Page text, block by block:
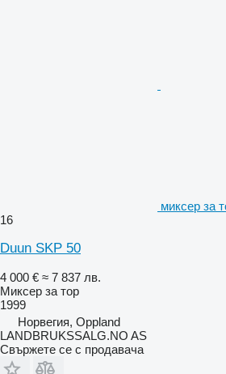
миксер за
16
Duun SKP 50
4 000 € ≈ 7 837 лв.
Миксер за тор
1999
Норвегия, Oppland
LANDBRUKSSALG.NO AS
Свържете се с продавача